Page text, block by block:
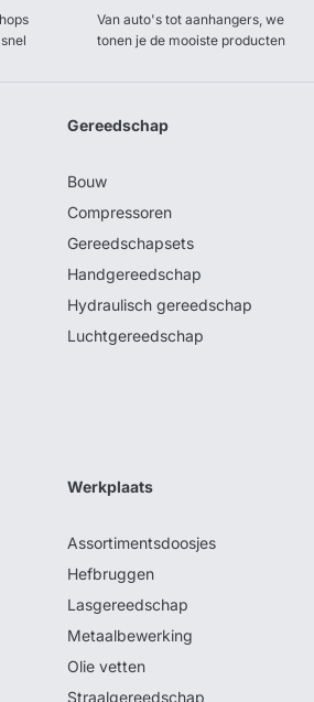
Van auto's tot aanhangers, we
tonen je de mooiste producten
Gereedschap
Bouw
Compressoren
Gereedschapsets
Handgereedschap
Hydraulisch gereedschap
Luchtgereedschap
Werkplaats
Assortimentsdoosjes
Hefbruggen
Lasgereedschap
Metaalbewerking
Olie vetten
Straalgereedschap